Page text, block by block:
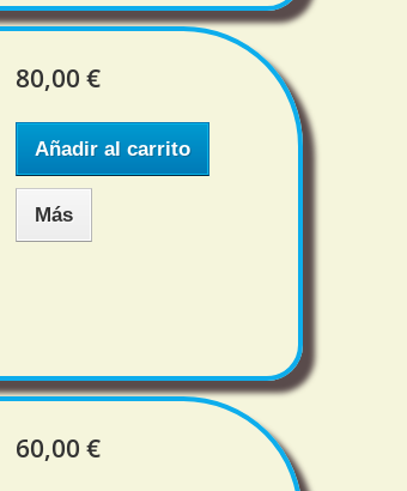
80,00 €
Añadir al carrito
Más
60,00 €